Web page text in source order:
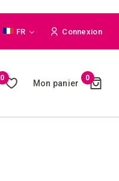
Langue
FR Connexion
0
Mon panier
0Cart
()